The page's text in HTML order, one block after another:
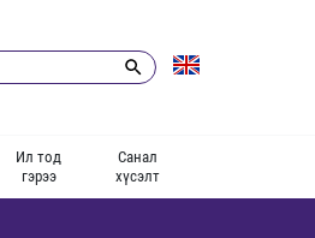
Ил тод
гэрээ
Санал
хүсэлт